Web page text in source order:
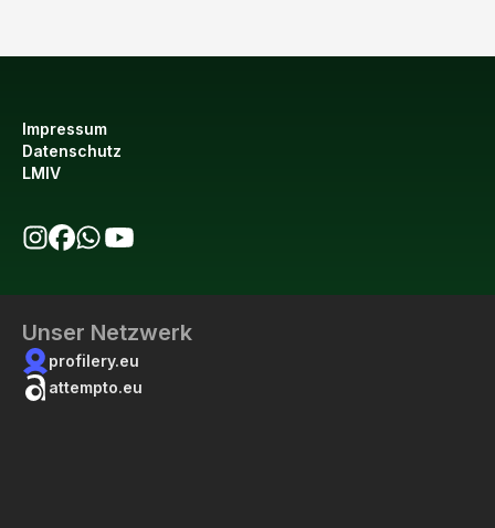
Impressum
Datenschutz
LMIV
Unser Netzwerk
profilery.eu
attempto.eu